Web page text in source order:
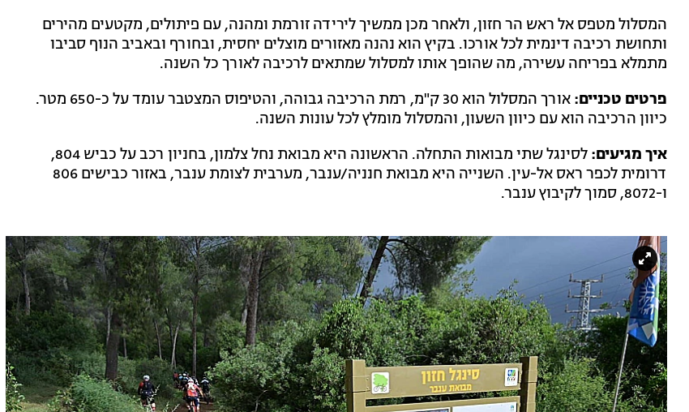
המסלול מטפס אל ראש הר חזון, ולאחר מכן ממשיך לירידה זורמת ומהנה, עם פיתולים, מקטעים מהירים
ותחושת רכיבה דינמית לכל אורכו. בקיץ הוא נהנה מאזורים מוצלים יחסית, ובחורף ובאביב הנוף סביבו
מתמלא בפריחה עשירה, מה שהופך אותו למסלול שמתאים לרכיבה לאורך כל השנה.
פרטים טכניים:
אורך המסלול הוא 30 ק"מ, רמת הרכיבה גבוהה, והטיפוס המצטבר עומד על כ-650 מטר.
כיוון הרכיבה הוא עם כיוון השעון, והמסלול מומלץ לכל עונות השנה.
איך מגיעים:
לסינגל שתי מבואות התחלה. הראשונה היא מבואת נחל צלמון, בחניון רכב על כביש 804,
דרומית לכפר ראס אל-עין. השנייה היא מבואת חנניה/ענבר, מערבית לצומת ענבר, באזור כבישים 806
ו-8072, סמוך לקיבוץ ענבר.